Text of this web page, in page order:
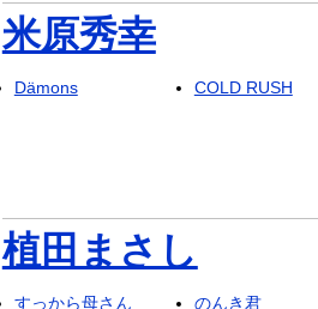
米原秀幸
Dämons COLD RUSH
植田まさし
すっから母さん のんき君